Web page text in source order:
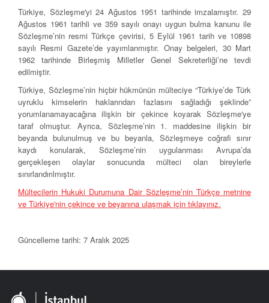
Türkiye, Sözleşme'yi 24 Ağustos 1951 tarihinde imzalamıştır. 29
Ağustos 1961 tarihli ve 359 sayılı onayı uygun bulma kanunu ile
Sözleşme’nin resmi Türkçe çevirisi, 5 Eylül 1961 tarih ve 10898
sayılı Resmi Gazete’de yayımlanmıştır. Onay belgeleri, 30 Mart
1962 tarihinde Birleşmiş Milletler Genel Sekreterliği’ne tevdi
edilmiştir.
Türkiye, Sözleşme’nin hiçbir hükmünün mülteciye “Türkiye’de Türk
uyruklu kimselerin haklarından fazlasını sağladığı şeklinde”
yorumlanamayacağına ilişkin bir çekince koyarak Sözleşme'ye
taraf olmuştur. Ayrıca, Sözleşme’nin 1. maddesine ilişkin bir
beyanda bulunulmuş ve bu beyanla, Sözleşmeye coğrafi sınır
kaydı konularak, Sözleşme’nin uygulanması Avrupa’da
gerçekleşen olaylar sonucunda mülteci olan bireylerle
sınırlandırılmıştır.
Mültecilerin Hukuki Durumuna Dair Sözleşme’nin Türkçe metnine
ve Türkiye'nin çekince ve beyanına ulaşmak için tıklayınız.
Güncelleme tarihi: 7 Aralık 2025